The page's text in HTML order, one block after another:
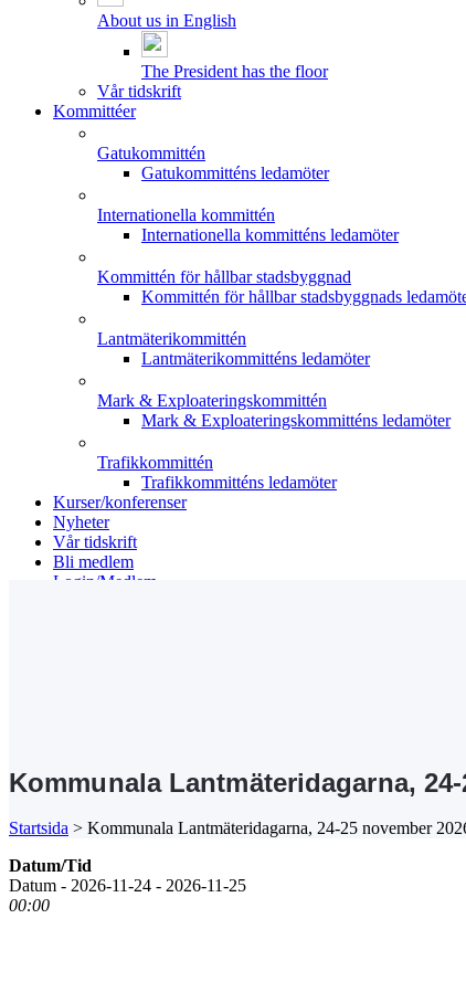
About us in English
The President has the floor
Vår tidskrift
Kommittéer
Gatukommittén
Gatukommitténs ledamöter
Internationella kommittén
Internationella kommitténs ledamöter
Kommittén för hållbar stadsbyggnad
Kommittén för hållbar stadsbyggnads
Lantmäterikommittén
Lantmäterikommitténs ledamöter
Mark & Exploateringskommittén
Mark & Exploateringskommitténs ledamöter
Trafikkommittén
Trafikkommitténs ledamöter
Kurser/konferenser
Nyheter
Vår tidskrift
Bli medlem
Login/Medlem
Kommunala Lantmäteridagarna,
Startsida > Kommunala Lantmäteridagarna, 24-25 november
Datum/Tid
Datum - 2026-11-24 - 2026-11-25
00:00